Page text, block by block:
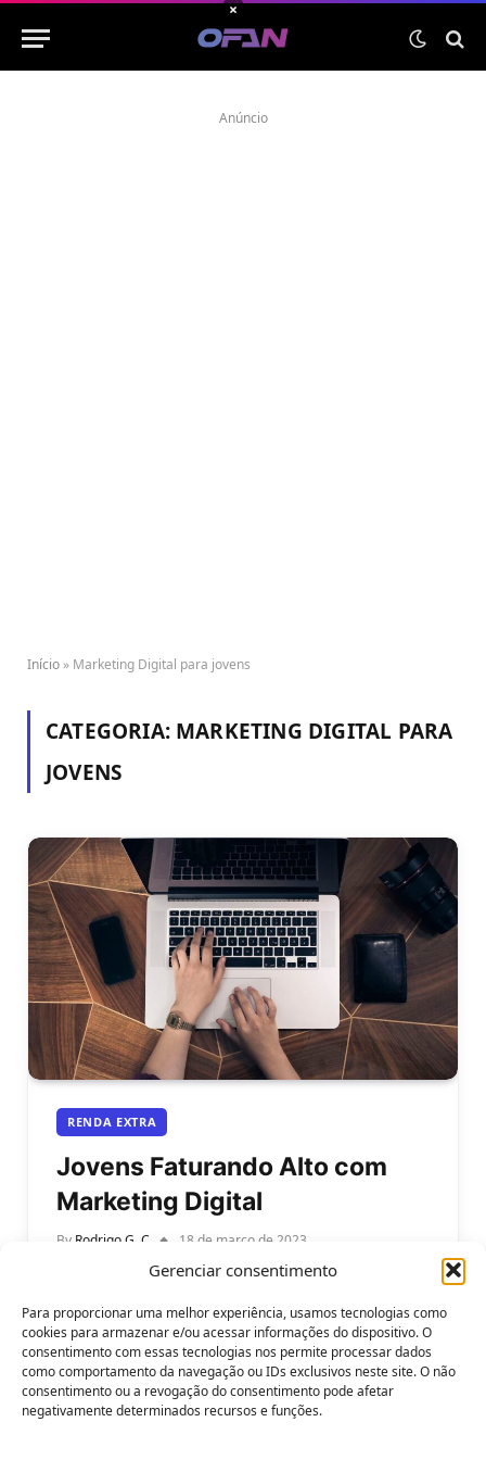
Gerenciar consentimento
Para proporcionar uma melhor experiência, usamos tecnologias como
cookies para armazenar e/ou acessar informações do dispositivo. O
consentimento com essas tecnologias nos permite processar dados
como comportamento da navegação ou IDs exclusivos neste site. O não
consentimento ou a revogação do consentimento pode afetar
negativamente determinados recursos e funções.
Anúncio
Início » Marketing Digital para jovens
CATEGORIA: MARKETING DIGITAL PARA
JOVENS
RENDA EXTRA
Jovens Faturando Alto com
Marketing Digital
By Rodrigo G. C 18 de março de 2023
Como Jovens Faturam Alto com Marketing Digital?
Saiba mais. Nos últimos anos, o mundo tem sido
palco de uma verdadeira…
×